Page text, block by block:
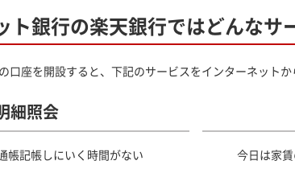
ト銀行の楽天銀行ではどんなサ
口座を開設すると、下記のサービスをインターネットか
細照会
帳記帳しにいく時間がない 今日は家